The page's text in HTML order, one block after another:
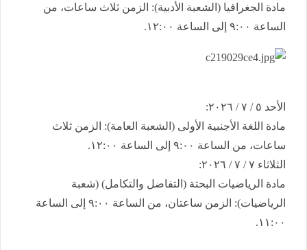
​مادة الجغرافيا (الشعبة الأدبية): الزمن ثلاث ساعات، من
الساعة ٩:٠٠ إلى الساعة ١٢:٠٠.
​الأحد ٥ / ٧ / ٢٠٢٦:
​مادة اللغة الأجنبية الأولى (الشعبة العامة): الزمن ثلاث
ساعات، من الساعة ٩:٠٠ إلى الساعة ١٢:٠٠.
​الثلاثاء ٧ / ٧ / ٢٠٢٦:
​مادة الرياضيات البحتة (التفاضل والتكامل) (شعبة
الرياضيات): الزمن ساعتان، من الساعة ٩:٠٠ إلى الساعة
١١:٠٠.